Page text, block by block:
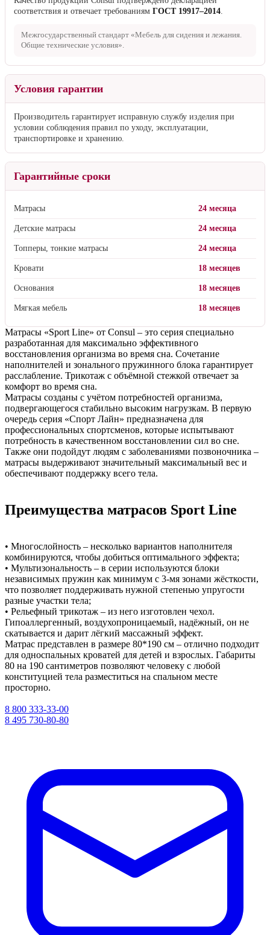
соответствия и отвечает требованиям ГОСТ 19917–2014.
Межгосударственный стандарт «Мебель для сидения и лежания.
Общие технические условия».
Условия гарантии
Производитель гарантирует исправную службу изделия при
условии соблюдения правил по уходу, эксплуатации,
транспортировке и хранению.
Гарантийные сроки
Матрасы 24 месяца
Детские матрасы 24 месяца
Топперы, тонкие матрасы 24 месяца
Кровати 18 месяцев
Основания 18 месяцев
Мягкая мебель 18 месяцев
Матрасы «Sport Line» от Consul – это серия специально
разработанная для максимально эффективного
восстановления организма во время сна. Сочетание
наполнителей и зонального пружинного блока гарантирует
расслабление. Трикотаж с объёмной стежкой отвечает за
комфорт во время сна.
Матрасы созданы с учётом потребностей организма,
подвергающегося стабильно высоким нагрузкам. В первую
очередь серия «Спорт Лайн» предназначена для
профессиональных спортсменов, которые испытывают
потребность в качественном восстановлении сил во сне.
Также они подойдут людям с заболеваниями позвоночника –
матрасы выдерживают значительный максимальный вес и
обеспечивают поддержку всего тела.
Преимущества матрасов Sport Line
• Многослойность – несколько вариантов наполнителя
комбинируются, чтобы добиться оптимального эффекта;
• Мультизональность – в серии используются блоки
независимых пружин как минимум с 3-мя зонами жёсткости,
что позволяет поддерживать нужной степенью упругости
разные участки тела;
• Рельефный трикотаж – из него изготовлен чехол.
Гипоаллергенный, воздухопроницаемый, надёжный, он не
скатывается и дарит лёгкий массажный эффект.
Матрас представлен в размере 80*190 см – отлично подходит
для односпальных кроватей для детей и взрослых. Габариты
80 на 190 сантиметров позволяют человеку с любой
конституцией тела разместиться на спальном месте
просторно.
8 800 333-33-00
8 495 730-80-80